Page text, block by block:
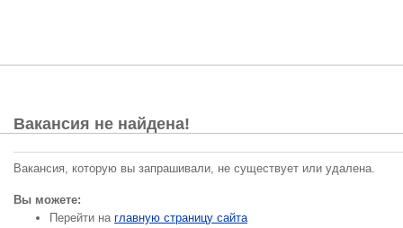
Вакансия не найдена!
Вакансия, которую вы запрашивали, не существует или удалена.
Вы можете:
Перейти на главную страницу сайта